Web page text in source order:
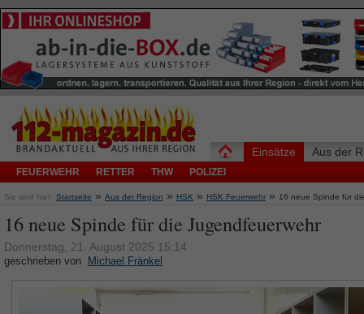
Einsätze
FEUERWEHR RETTER THW POLIZEI
Aus der
Sie sind hier: Startseite » Aus der Region » HSK » HSK Feuerwehr » 16 neue Spinde für
16 neue Spinde für die Jugendfeuerwehr
Donnerstag, 21. August 2025 15:14
geschrieben von Michael Fränkel